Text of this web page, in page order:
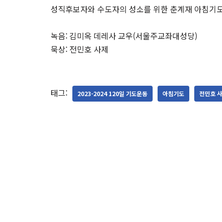
성직후보자와 수도자의 성소를 위한 춘계재 아침기
녹음: 김미옥 데레사 교우(서울주교좌대성당)
묵상: 전민호 사제
태그: 2023-2024 120일 기도운동 아침기도 전민호